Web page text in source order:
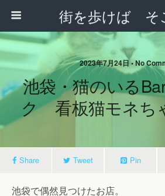
街を歩けば そ
2023年7月24日 • No
池袋・猫のいる
ク 看板猫モネ
Share Tweet Pin
池袋で偶然見つけたお店。